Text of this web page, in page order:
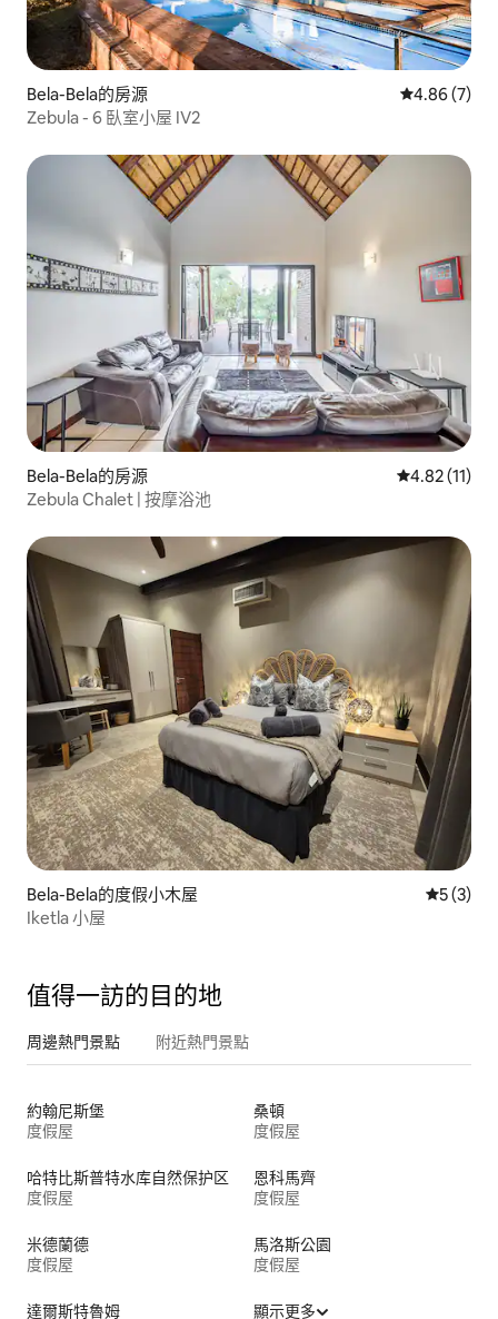
Bela-Bela的房源 從 7 則評價
4.86 (7)
Zebula - 6 臥室小屋 IV2
Bela-Bela的房源 從 11 則評價
4.82 (11)
Zebula Chalet | 按摩浴池
Bela-Bela的度假小木屋 從 3 則評
5 (3)
Iketla 小屋
值得一訪的目的地
周邊熱門景點 附近熱門景點
約翰尼斯堡
度假屋
桑頓
度假屋
哈特比斯普特水库自然保护区
度假屋
恩科馬齊
度假屋
米德蘭德
度假屋
馬洛斯公園
度假屋
達爾斯特魯姆 顯示更多